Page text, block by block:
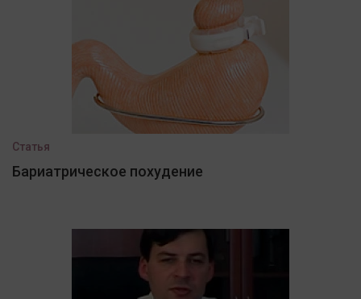
Статья
Бариатрическое похудение